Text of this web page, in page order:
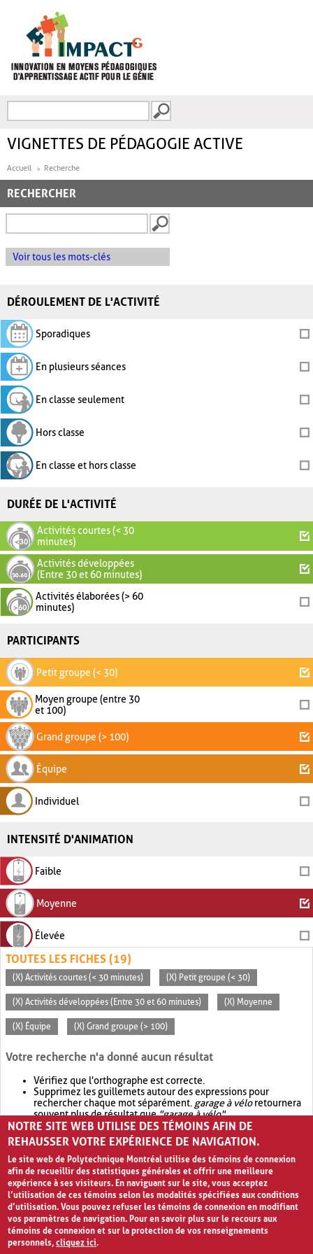
FORMULAIRE DE
VIGNETTES DE PÉDAGOGIE ACTIVE
Accueil Recherche
RECHERCHER
Voir tous les mots-clés
DÉROULEMENT DE L'ACTIVITÉ
Sporadiques
En plusieurs séances
En classe seulement
Hors classe
En classe et hors classe
DURÉE DE L'ACTIVITÉ
Activités courtes (< 30
minutes)
Activités développées
(Entre 30 et 60 minutes)
Activités élaborées (> 60
minutes)
PARTICIPANTS
Petit groupe (< 30)
Moyen groupe (entre 30
et 100)
Grand groupe (> 100)
Équipe
Individuel
INTENSITÉ D'ANIMATION
Faible
Moyenne
Élevée
TOUTES LES FICHES (19)
(X) Activités courtes (< 30 minutes) (X) Petit groupe (< 30)
(X) Activités développées (Entre 30 et 60 minutes) (X) Moyenne
(X) Équipe (X) Grand groupe (> 100)
Votre recherche n'a donné aucun résultat
Vérifiez que l'orthographe est correcte.
Supprimez les guillemets autour des expressions pour
rechercher chaque mot séparément. garage à véloretournera
souvent plus de résultat que"garage à vélo".
Envisagez d'élargir votre recherche avec OR.garage OR vélo
retournera souvent plus de résultat quegarage à vélo
NOTRE SITE WEB UTILISE DES TÉMOINS AFIN DE
REHAUSSER VOTRE EXPÉRIENCE DE NAVIGATION.
Le site web de Polytechnique Montréal utilise des témoins de connexion
afin de recueillir des statistiques générales et offrir une meilleure
expérience à ses visiteurs. En naviguant sur le site, vous acceptez
l’utilisation de ces témoins selon les modalités spécifiées aux conditions
d’utilisation. Vous pouvez refuser les témoins de connexion en modifiant
vos paramètres de navigation. Pour en savoir plus sur le recours aux
témoins de connexion et sur la protection de vos renseignements
personnels,cliquez ici.